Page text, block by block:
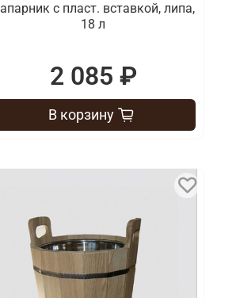
с пласт. вставкой, липа,
18 л
2 085 ₽
В корзину